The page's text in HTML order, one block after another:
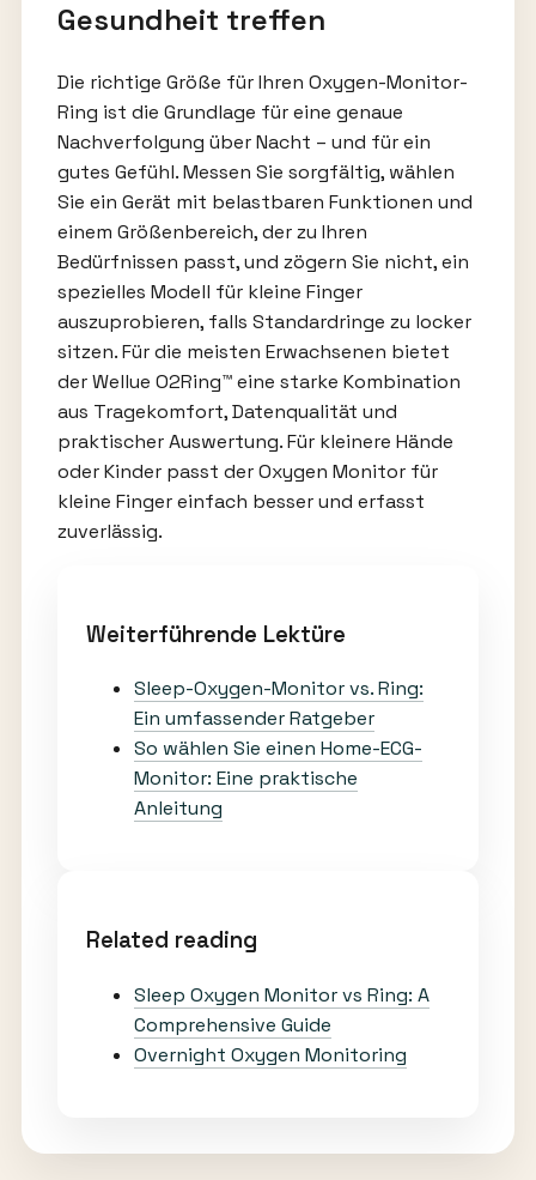
Gesundheit treffen
Die richtige Größe für Ihren Oxygen-Monitor-
Ring ist die Grundlage für eine genaue
Nachverfolgung über Nacht – und für ein
gutes Gefühl. Messen Sie sorgfältig, wählen
Sie ein Gerät mit belastbaren Funktionen und
einem Größenbereich, der zu Ihren
Bedürfnissen passt, und zögern Sie nicht, ein
spezielles Modell für kleine Finger
auszuprobieren, falls Standardringe zu locker
sitzen. Für die meisten Erwachsenen bietet
der Wellue O2Ring™ eine starke Kombination
aus Tragekomfort, Datenqualität und
praktischer Auswertung. Für kleinere Hände
oder Kinder passt der Oxygen Monitor für
kleine Finger einfach besser und erfasst
zuverlässig.
Weiterführende Lektüre
Sleep-Oxygen-Monitor vs. Ring:
Ein umfassender Ratgeber
So wählen Sie einen Home-ECG-
Monitor: Eine praktische
Anleitung
Related reading
Sleep Oxygen Monitor vs Ring: A
Comprehensive Guide
Overnight Oxygen Monitoring